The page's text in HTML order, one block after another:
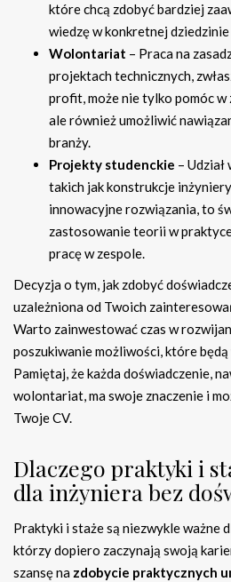
które chcą zdobyć bardziej
wiedzę w konkretnej
Wolontariat – Praca na
projektach technicznych,
profit, może nie tylko pomóc w
ale również umożliwić
branży.
Projekty studenckie –
takich jak konstrukcje
innowacyjne rozwiązania, to
zastosowanie teorii w
pracę w zespole.
Decyzja o tym, jak zdobyć
uzależniona od Twoich
Warto zainwestować czas w
poszukiwanie możliwości, które
Pamiętaj, że każda doświadczenie,
wolontariat, ma swoje znaczenie i
Twoje CV.
Dlaczego praktyki i
dla inżyniera bez
Praktyki i staże są niezwykle ważne
którzy dopiero zaczynają swoją
szansę na zdobycie praktycznych